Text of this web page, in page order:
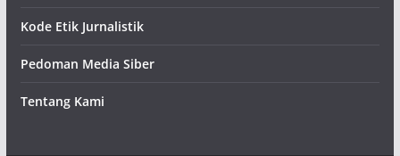
Kode Etik Jurnalistik
Pedoman Media Siber
Tentang Kami